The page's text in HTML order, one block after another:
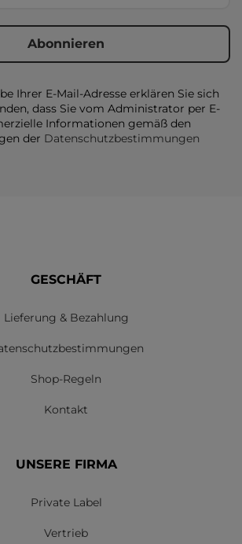
Ihrer E-Mail-Adresse erklären Sie sich
dass Sie vom Administrator per E-
Informationen gemäß den
der Datenschutzbestimmungen
GESCHÄFT
Lieferung & Bezahlung
Shop-Regeln
Kontakt
UNSERE FIRMA
Private Label
Vertrieb